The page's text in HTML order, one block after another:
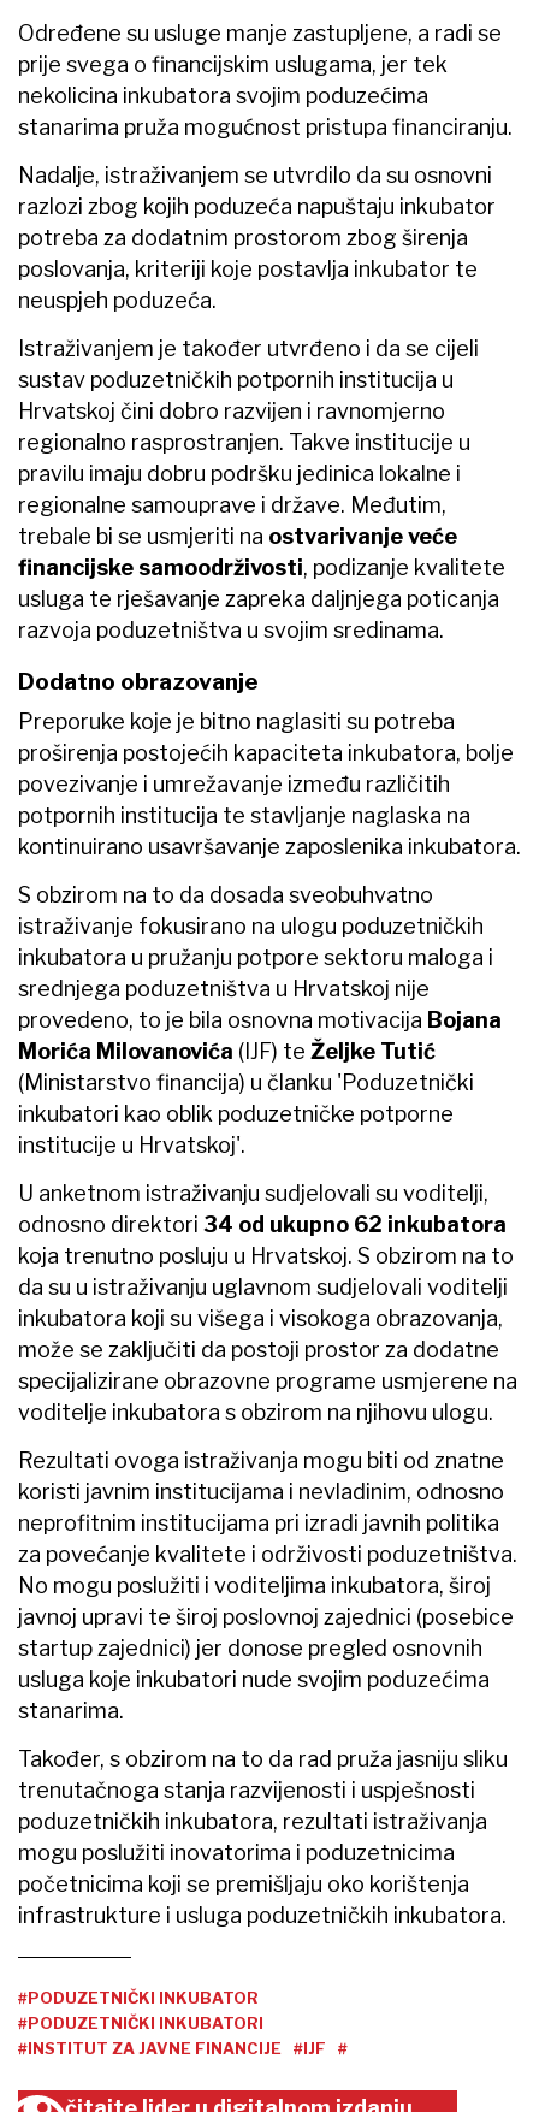
Određene su usluge manje zastupljene, a radi se
prije svega o financijskim uslugama, jer tek
nekolicina inkubatora svojim poduzećima
stanarima pruža mogućnost pristupa financiranju.
Nadalje, istraživanjem se utvrdilo da su osnovni
razlozi zbog kojih poduzeća napuštaju inkubator
potreba za dodatnim prostorom zbog širenja
poslovanja, kriteriji koje postavlja inkubator te
neuspjeh poduzeća.
Istraživanjem je također utvrđeno i da se cijeli
sustav poduzetničkih potpornih institucija u
Hrvatskoj čini dobro razvijen i ravnomjerno
regionalno rasprostranjen. Takve institucije u
pravilu imaju dobru podršku jedinica lokalne i
regionalne samouprave i države. Međutim,
trebale bi se usmjeriti na ostvarivanje veće
financijske samoodrživosti, podizanje kvalitete
usluga te rješavanje zapreka daljnjega poticanja
razvoja poduzetništva u svojim sredinama.
Dodatno obrazovanje
Preporuke koje je bitno naglasiti su potreba
proširenja postojećih kapaciteta inkubatora, bolje
povezivanje i umrežavanje između različitih
potpornih institucija te stavljanje naglaska na
kontinuirano usavršavanje zaposlenika inkubatora.
S obzirom na to da dosada sveobuhvatno
istraživanje fokusirano na ulogu poduzetničkih
inkubatora u pružanju potpore sektoru maloga i
srednjega poduzetništva u Hrvatskoj nije
provedeno, to je bila osnovna motivacija Bojana
Morića Milovanovića (IJF) te Željke Tutić
(Ministarstvo financija) u članku 'Poduzetnički
inkubatori kao oblik poduzetničke potporne
institucije u Hrvatskoj'.
U anketnom istraživanju sudjelovali su voditelji,
odnosno direktori 34 od ukupno 62 inkubatora
koja trenutno posluju u Hrvatskoj. S obzirom na to
da su u istraživanju uglavnom sudjelovali voditelji
inkubatora koji su višega i visokoga obrazovanja,
može se zaključiti da postoji prostor za dodatne
specijalizirane obrazovne programe usmjerene na
voditelje inkubatora s obzirom na njihovu ulogu.
Rezultati ovoga istraživanja mogu biti od znatne
koristi javnim institucijama i nevladinim, odnosno
neprofitnim institucijama pri izradi javnih politika
za povećanje kvalitete i održivosti poduzetništva.
No mogu poslužiti i voditeljima inkubatora, široj
javnoj upravi te široj poslovnoj zajednici (posebice
startup zajednici) jer donose pregled osnovnih
usluga koje inkubatori nude svojim poduzećima
stanarima.
Također, s obzirom na to da rad pruža jasniju sliku
trenutačnoga stanja razvijenosti i uspješnosti
poduzetničkih inkubatora, rezultati istraživanja
mogu poslužiti inovatorima i poduzetnicima
početnicima koji se premišljaju oko korištenja
infrastrukture i usluga poduzetničkih inkubatora.
#PODUZETNIČKI INKUBATOR
#PODUZETNIČKI INKUBATORI
#INSTITUT ZA JAVNE FINANCIJE
#IJF #